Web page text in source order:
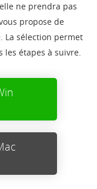
ne prendra pas
propose de
La sélection permet
les étapes à suivre.